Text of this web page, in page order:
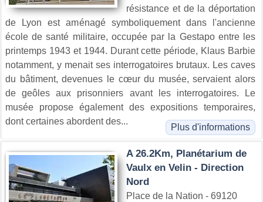
résistance et de la déportation
de Lyon est aménagé symboliquement dans l'ancienne
école de santé militaire, occupée par la Gestapo entre les
printemps 1943 et 1944. Durant cette période, Klaus Barbie
notamment, y menait ses interrogatoires brutaux. Les caves
du bâtiment, devenues le cœur du musée, servaient alors
de geôles aux prisonniers avant les interrogatoires. Le
musée propose également des expositions temporaires,
dont certaines abordent des...
Plus d'informations
A 26.2Km, Planétarium de
Vaulx en Velin - Direction
Nord
Place de la Nation - 69120